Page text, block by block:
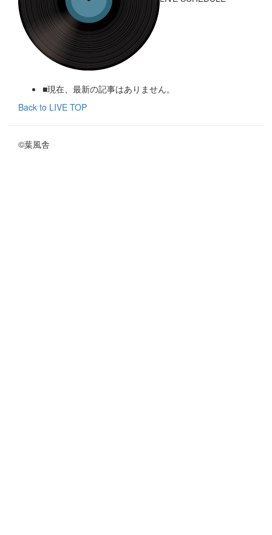
■現在、最新の記事はありません。
Back to LIVE TOP
©葉風舎